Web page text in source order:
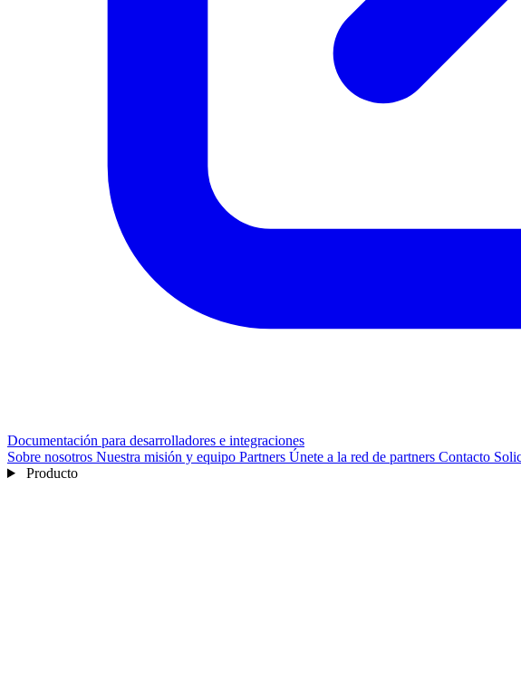
Documentación para desarrolladores e integraciones
Sobre nosotros Nuestra misión y equipo Partners Únete a la red de partners Contacto
Producto